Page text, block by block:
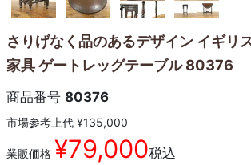
さりげなく品のあるデザイン イギリ
家具 ゲートレッグテーブル 80376
商品番号 80376
市場参考上代 ¥135,000
業販価格 ¥79,000税込